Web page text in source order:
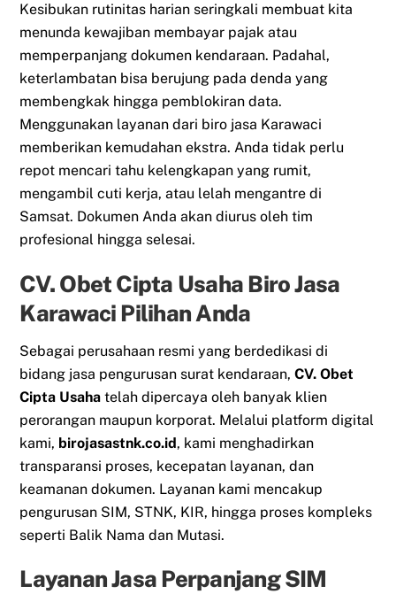
Kesibukan rutinitas harian seringkali membuat kita
menunda kewajiban membayar pajak atau
memperpanjang dokumen kendaraan. Padahal,
keterlambatan bisa berujung pada denda yang
membengkak hingga pemblokiran data.
Menggunakan layanan dari biro jasa Karawaci
memberikan kemudahan ekstra. Anda tidak perlu
repot mencari tahu kelengkapan yang rumit,
mengambil cuti kerja, atau lelah mengantre di
Samsat. Dokumen Anda akan diurus oleh tim
profesional hingga selesai.
CV. Obet Cipta Usaha Biro Jasa
Karawaci Pilihan Anda
Sebagai perusahaan resmi yang berdedikasi di
bidang jasa pengurusan surat kendaraan,CV. Obet
Cipta Usaha telah dipercaya oleh banyak klien
perorangan maupun korporat. Melalui platform digital
kami, birojasastnk.co.id, kami menghadirkan
transparansi proses, kecepatan layanan, dan
keamanan dokumen. Layanan kami mencakup
pengurusan SIM, STNK, KIR, hingga proses kompleks
seperti Balik Nama dan Mutasi.
Layanan Jasa Perpanjang SIM